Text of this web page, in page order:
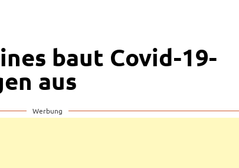
baut Covid-19-
aus
Werbung